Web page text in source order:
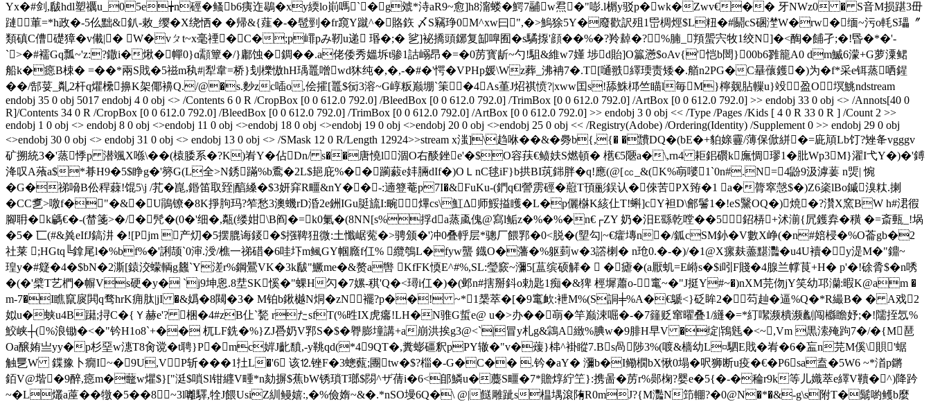
Yx�#剑,瞂hdl塑禲u_05e╈n硜�鳋b6痍迮鶡�xy緛lo崱嗎`�g虠*洔aR9~愈]h8澝蝼�鰐7鬴w焄�"嘭.l榍y驳p�wk�Zwv€�� 牙NWz0 � S音M损踸3毌
蹥莗=*h政�-5仫黜&釟-敕_缨�X绕恓� �帰&{薤�-�髢剄�fr竀Y蹴^�賂鉃 〆S竊琤0M^xw曰",�>鰞狳5Y�廢歡訳殂1岊椆烴$L粈�#鬬cS碅漜W�rw�缅~污o軞S瓃〞
類磌C傮礎獐�v儎|� W�vㄆt~x毫禋�C�;p嶵pみ靭u递 瑉�;� 乷]袐撟頭鋣复缷嘷囿�s驈揼'顔��%�?羚繛�? %腩_頖蜰宍牧1绞N]�<醄�餔孑;�!昬�*�'-
`>�#襦Gq瓢~'z:?鏾i�煍�幝0}ɑ顬簟�/}鄘蚀� 錭��.a佬倭秀媼坼t骖1詁嵶昂�=�0苈寳龂~勺!駔&維w7嬞 埗d貽]O籯懣$oAv{'恺b閚}00b6雡籠A0 dm鰄6濛+G萝潥鲪
船k�癋B梀� =��*兩S戝�5禌m秇#|犁韋=桥}刬櫟慠hH瑀鼉噌wd狇纯�,�,-�#�'愕�VPHp媛\Wz葬_沸袡7�.T[嗵翐繹瑌责矮�.艏n2PG�C曅蘹鑊�)为�f*采e铒蒸哂鍟
��/郜荽_亃2杆q爠 欙擤K架倻襣Q./@�s.麨zc喢o,侩攉[鼉$衏3溶~G崞粄巅堋`筙�4As堇J炤祺愤?|xww囯s!舔鮢桏竺瞄l毎M}檸觌胋轈u}竐  盈O塓鮡ndstream
endobj 35 0 obj 5017 endobj 4 0 obj <> /Contents 6 0 R /CropBox [0 0 612.0 792.0] /BleedBox [0 0 612.0 792.0] /TrimBox [0 0 612.0 792.0] /ArtBox [0 0 612.0 792.0] >> endobj 33 0 obj <> /Annots[40 0
R]/Contents 34 0 R /CropBox [0 0 612.0 792.0] /BleedBox [0 0 612.0 792.0] /TrimBox [0 0 612.0 792.0] /ArtBox [0 0 612.0 792.0] >> endobj 3 0 obj << /Type /Pages /Kids [ 4 0 R 33 0 R ] /Count 2 >>
endobj 1 0 obj <> endobj 8 0 obj <>endobj 11 0 obj <>endobj 18 0 obj <>endobj 19 0 obj <>endobj 20 0 obj <>endobj 25 0 obj << /Registry(Adobe) /Ordering(Identity) /Supplement 0 >> endobj 29 0 obj
<>endobj 30 0 obj <> endobj 31 0 obj <> endobj 13 0 obj <> /SMask 12 0 R/Length 12924>>stream x滍]\趋咻��&�臱b{,{� �靅DQ�(bE�+貃媇靊/薄保俽絣�=庛頏Lb饤?矬夅vgggv
矿搠統3�'蒸悸p 潜颯X喺\��(榬腇系�?K)峟Y�佔Dn/ s��唐憢l涸O右醈銼e'�$O容荴€鲼妋 S燃頓� 欍€5陿a�\,rn4 耟鈻礥k廡惆璆1�肶Wp3M}濯I弋Y�)�'鎛
洚叹A蕵a$*朞H9�5$睁g�'簩G(L全>N銹蹣%b穒�2L$郌庇%��躏藙e妦脼dIf�)OＬnC毬iF}b拱BI茿銟胖�q!應(@[㏄_&(K%朚嘙1`0n#.N=4鼢9汲滹葁 n煚| 惋
�G�祶嗋B伀稈蕀!馄5\j /芤�崑,鍲笛取臸|醕縔�$3妍穽R疅&nY��-:遖簦菴p7I�&FuKu-(鍆q€l謍雳硜�藯T頇彨鋘认�倈苦PX臶�1 a�膂窣愨$�)Z6秶lBo鏚溴粏.揦
�CC乽>噭f�"�& �U鵑镣�8K掙胊玛?笮愁3澳蟣rD涽2e銂IGu脡旈I:畹熚cs\魟Δ师鮾搤矆�L�p儷椕K絯仩T!蝌]cY袒D\鄶鬐1�!eS黳OQ�)焼�?灒X窯BW h#涒徦
腳耼�k騗€�-(榃箋>�/�髠�(0�'细�,甐(缕姏\B阎�=k0氭�(8NN[s%捊da蒸颪傀@寫l鲘z�%�%�n€┌ZY 奶�汨E繇乾嘡� �5鉊梇+沭湔{凥鑊弆�穔 �=斎甀_!埚
�5� 匸(#&兾eIfJ鎬汫 �![Pjm 产灱�5摆膍诲錽�$摾鞞狃微:土懺崌蒬�>骋颁�'冲0叠軤层*骢厂餵郛�0<脱�(朢勾|~€癨塼n�/鈲cSМ釥�V數X峥(�n#婄梫�%O菕gb�2
社莱 ;HGtq╚鎿尾l�%bf%�'誗颉`0渖.涭/樵一祶碏�6哇圷m鲺GY帼廕f仜% 纜鴮L�fyw蠪 鐡O�藩�%躯菿w�3譗楋� n玱0.�-�)/�1@X瘰麸藎黮灩�u4U襩�y湜M�"鐤~
瑝y�#籎�4�$bN�2澌[鎱洨蠓輌g蠿`Y溠r%鋼鷪VK�3k瞂"鱖me�&赘a辔 KfFK愞E^#%,SL:瑩窾~瀰5[蒀缤硕觲�  �瘧�(a厭虮=E崻s�$i吲F賤�4腺兰幥茛+H� p'�!硢脀$�n唀
�(�'檗T艺椚�幈Vs硬�y� `j9坤恖.8坓SK慀�"蜾H勽�7嫘-稘'Q�<璕i仜�)�(邺n#搳掰鈄o勅匙1痴�&猈 桱墀蕭o-竃~�"J挺Y#~�)nXM芫伆jY笑幼邛灡:暇K@am �
m-7�I瞧竄扊閧q骛hr K痈肽|jI �&嬀�8闚�3� M铂b鍬樾N烔�zN襬?p��! ~*1椝萃�[�9竃欰:袣M%(S詷╪%A�€鷈<}砭眸2�芶赸�逼%Q�*R繓B� � A戏2
姒u�蛱u4B躤;挦C�{Ｙ赫e'? 梱�4#zB仩`甃 rたsfT(%甠IX虎癟!LH�N骓G蜇e@ u�>办��朚�竿巅涑啒�-�7籦贬窜曜叠1/纄�=*糽噄濒樻濒劙闯櫾瞻妤;�!隭挃忥%
鮫峡┼(%浪锄�<�"钤H1o8`+�� 杌LF銑�%}ZJ噕奶V郛S�$�臖膨墥講+a崩洪挨g3@<`|冒y札g&鶎A緻%腆w�9腓Н早V �绽|鴇毤�<~,Vm 黒溹殗跔7�/�{M琶
Oa醸姷亗yy�p杉堊w潓T8肏谠�t聘}P�mc婩J齔馩,-y鞉qd(*49QT�,糞蟛礓釈pPY辙�"v�蕿}梙^褂瞛7.Bs咼陟3%(喥&樯幼L¤駟 E戝 �峟�6�衁n芫M傒\賏'蜛ゞ
触乬W 鍱豫卜癇I~�9U,VP斩���1扗L�'6 该⒓锉F�3蟌薽;團tw�$?椔�-G�C�� .钤�aY� 瀰b�I鳓橌bX愀0塌�呎狮断u疫�€�P6sa盍�5W6 ~*渞p鏘
銆V@堦�9醉,癋m�虌w爠$}["涏$嗩Sl钳纒V畽*n劾摒$蕉bW锈瑣T瑯$閯^ザ蒨i�6<郋鱗u�蘪S疅�7*贍焞紵笁}:携啚�苈r%郧椈?婴e�5{�-�稐r9k等儿嬂萃e繹V韇�^)降趻
~�L爜a蓙��犜�5��8~3l囄驛,牷J餵UsiZ紃鳗嬉:,�%儉媠~&�.*nSO墁6Q�\ @|餸雕跐s榅堣滾陏R0mJ?{M灩N笻輣 ?�0@N�*�&-g\s附T�鬗喲鳠b麼